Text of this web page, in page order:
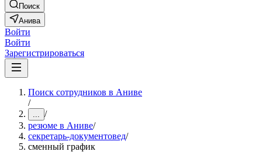
Поиск
Анива
Войти
Войти
Зарегистрироваться
Поиск сотрудников в Аниве
/
... /
резюме в Аниве/
секретарь-документовед/
сменный график